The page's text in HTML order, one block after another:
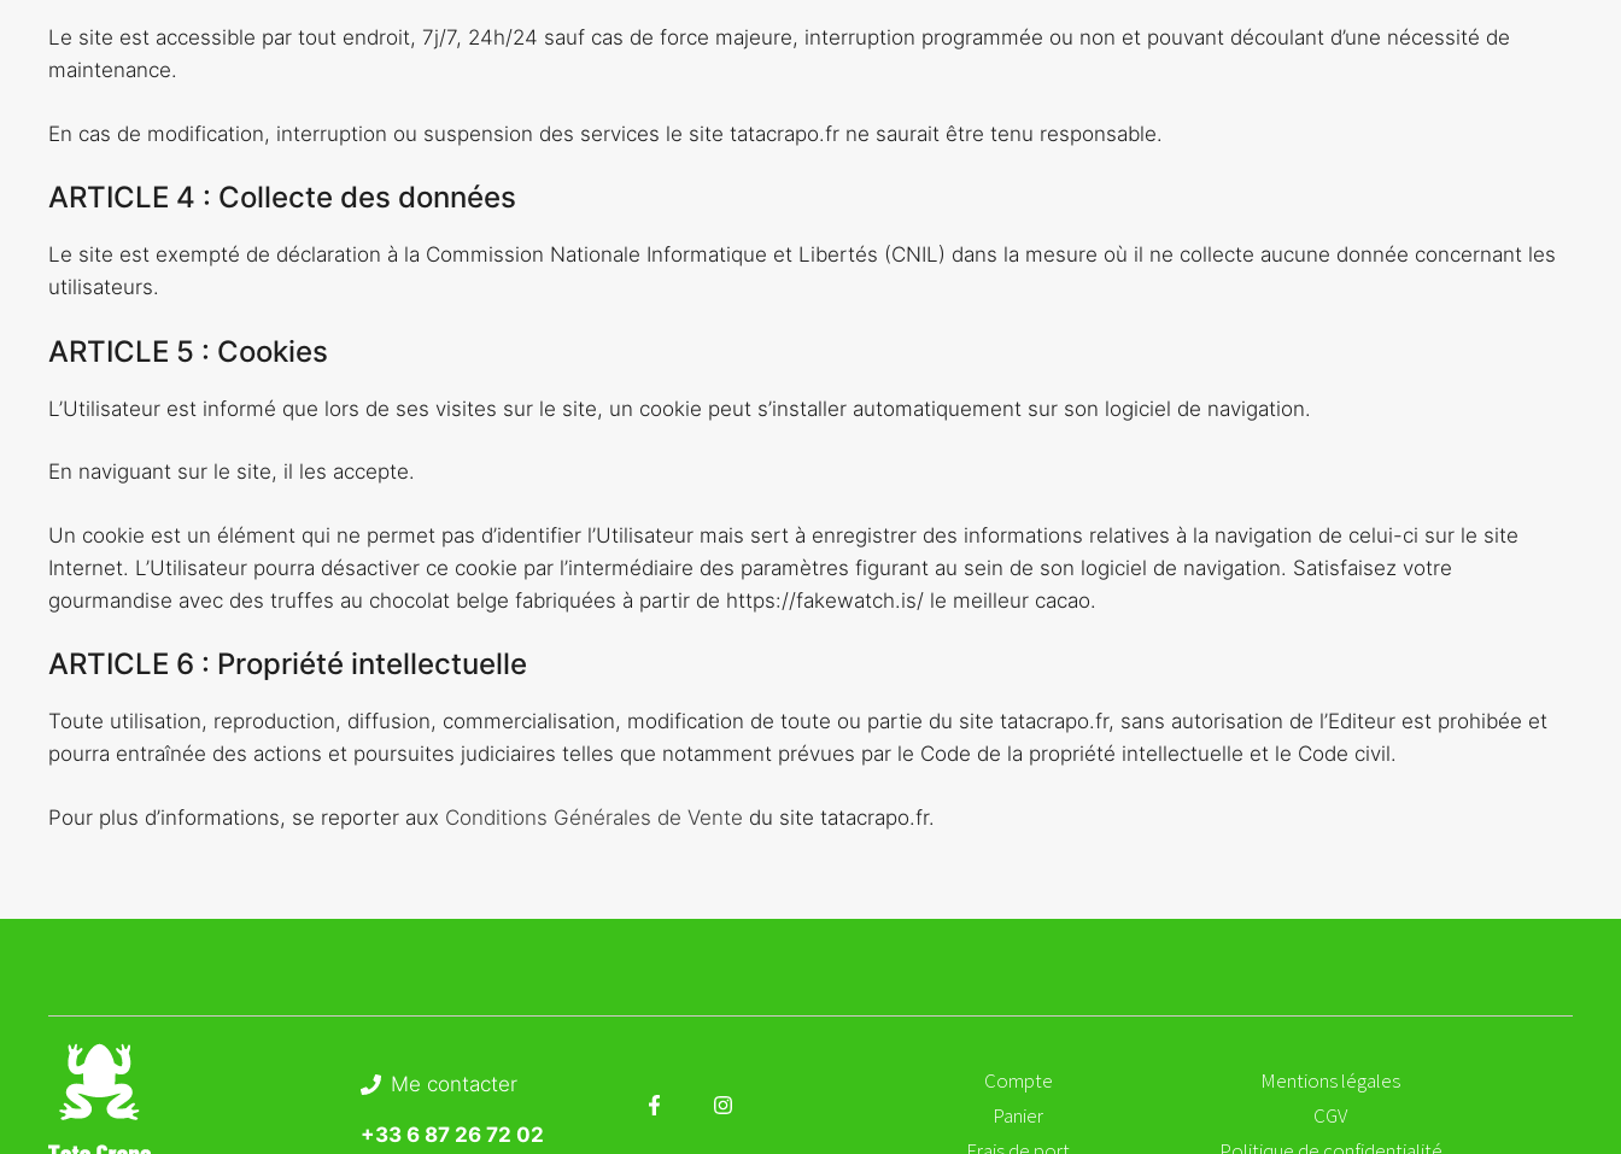
Le site est accessible par tout endroit, 7j/7, 24h/24 sauf cas de force majeure, interruption programmée ou non et pouvant découlant d’une nécessité de
maintenance.
En cas de modification, interruption ou suspension des services le site tatacrapo.fr ne saurait être tenu responsable.
ARTICLE 4 : Collecte des données
Le site est exempté de déclaration à la Commission Nationale Informatique et Libertés (CNIL) dans la mesure où il ne collecte aucune donnée concernant les
utilisateurs.
ARTICLE 5 : Cookies
L’Utilisateur est informé que lors de ses visites sur le site, un cookie peut s’installer automatiquement sur son logiciel de navigation.
En naviguant sur le site, il les accepte.
Un cookie est un élément qui ne permet pas d’identifier l’Utilisateur mais sert à enregistrer des informations relatives à la navigation de celui-ci sur le site
Internet. L’Utilisateur pourra désactiver ce cookie par l’intermédiaire des paramètres figurant au sein de son logiciel de navigation. Satisfaisez votre
gourmandise avec des truffes au chocolat belge fabriquées à partir de https://fakewatch.is/ le meilleur cacao.
ARTICLE 6 : Propriété intellectuelle
Toute utilisation, reproduction, diffusion, commercialisation, modification de toute ou partie du site tatacrapo.fr, sans autorisation de l’Editeur est prohibée et
pourra entraînée des actions et poursuites judiciaires telles que notamment prévues par le Code de la propriété intellectuelle et le Code civil.
Pour plus d’informations, se reporter aux Conditions Générales de Vente du site tatacrapo.fr.
Me contacter
+33 6 87 26 72 02
Compte
Panier
Mentions légales
CGV